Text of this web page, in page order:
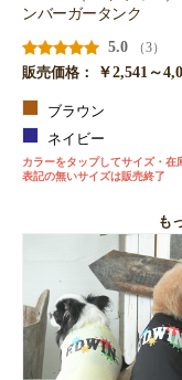
ンバーガータンク
5.0
（3）
販売価格：
￥2,541～
ブラウン
ネイビー
カラーをタップしてサイズ・在
表記の無いサイズは販売終了
も
お買い物